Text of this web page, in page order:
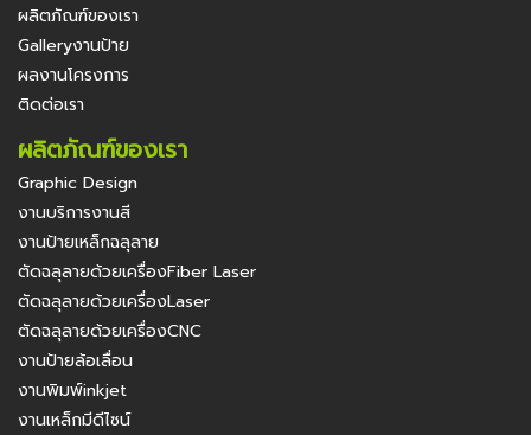
ผลิตภัณฑ์ของเรา
Galleryงานป้าย
ผลงานโครงการ
ติดต่อเรา
ผลิตภัณฑ์ของเรา
Graphic Design
งานบริการงานสี
งานป้ายเหล็กฉลุลาย
ตัดฉลุลายด้วยเครื่องFiber Laser
ตัดฉลุลายด้วยเครื่องLaser
ตัดฉลุลายด้วยเครื่องCNC
งานป้ายล้อเลื่อน
งานพิมพ์inkjet
งานเหล็กมีดีไซน์